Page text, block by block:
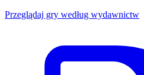
Przeglądaj gry według wydawnictw